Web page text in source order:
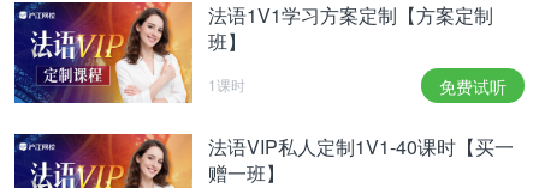
本内容为沪江法语原创，转载请注明出处。
相关热点：法语入门
法语培训中
心
法语1V1学习方案定制【方案定制
班】
1课时 免费试听
法语VIP私人定制1V1-40课时【买一
赠一班】